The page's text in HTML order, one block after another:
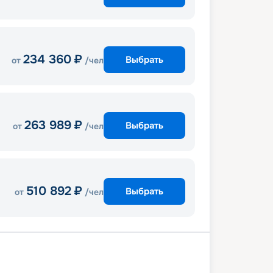
от 234 360 ₽ /чел Выбрать
от 263 989 ₽ /чел Выбрать
от 510 892 ₽ /чел Выбрать